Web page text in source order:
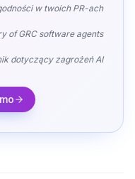
w twoich PR-ach
of GRC software agents
dotyczący zagrożeń AI